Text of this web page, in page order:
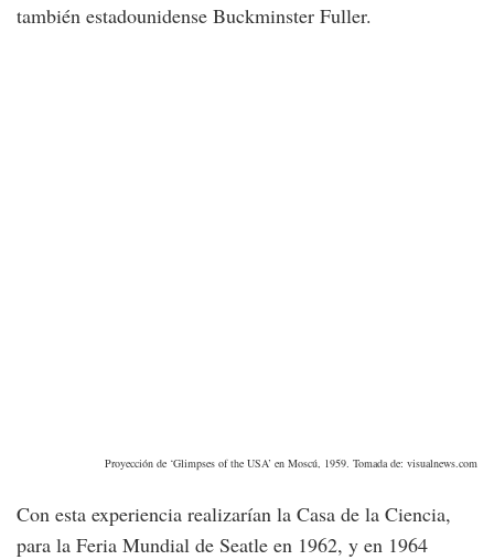
también estadounidense Buckminster Fuller.
Proyección de ‘Glimpses of the USA’ en Moscú, 1959. Tomada de: visualnews.com
Con esta experiencia realizarían la Casa de la Ciencia,
para la Feria Mundial de Seatle en 1962, y en 1964